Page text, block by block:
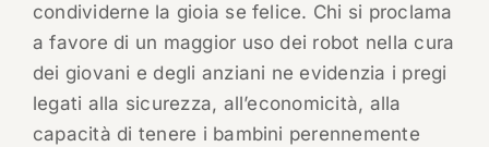
condividerne la gioia se felice. Chi si proclama
a favore di un maggior uso dei robot nella cura
dei giovani e degli anziani ne evidenzia i pregi
legati alla sicurezza, all’economicità, alla
capacità di tenere i bambini perennemente